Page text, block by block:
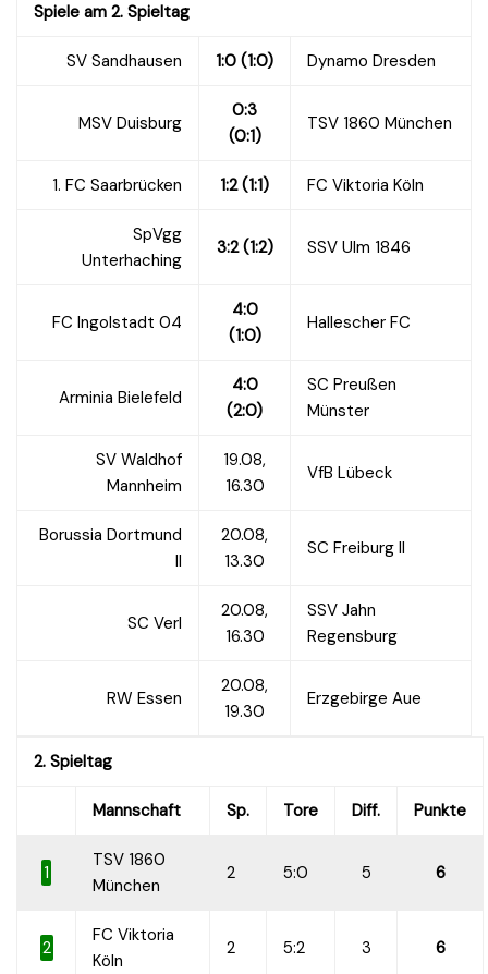
Spiele am 2. Spieltag
SV Sandhausen 1:0 (1:0) Dynamo Dresden
MSV Duisburg
0:3
(0:1)
TSV 1860 München
1. FC Saarbrücken 1:2 (1:1) FC Viktoria Köln
SpVgg
Unterhaching
3:2 (1:2) SSV Ulm 1846
FC Ingolstadt 04
4:0
(1:0)
Hallescher FC
Arminia Bielefeld
4:0
(2:0)
SC Preußen
Münster
SV Waldhof
Mannheim
19.08,
16.30
VfB Lübeck
Borussia Dortmund
II
20.08,
13.30
SC Freiburg II
SC Verl
20.08,
16.30
SSV Jahn
Regensburg
RW Essen
20.08,
19.30
Erzgebirge Aue
2. Spieltag
Mannschaft Sp. Tore Diff. Punkte
1
TSV 1860
München
2 5:0 5 6
2
FC Viktoria
Köln
2 5:2 3 6